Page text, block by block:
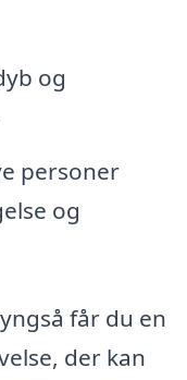
og
personer
og
får du en
der kan